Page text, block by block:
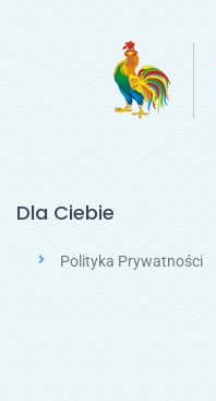
Dla Ciebie
Polityka Prywatności